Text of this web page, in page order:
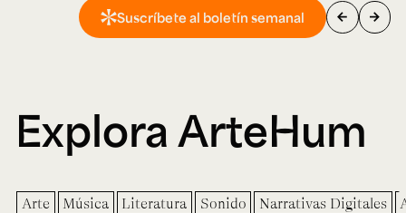
Suscríbete al boletín semanal arrow_back arrow_forward
Explora ArteHum
Arte Música Literatura Sonido Narrativas Digitales